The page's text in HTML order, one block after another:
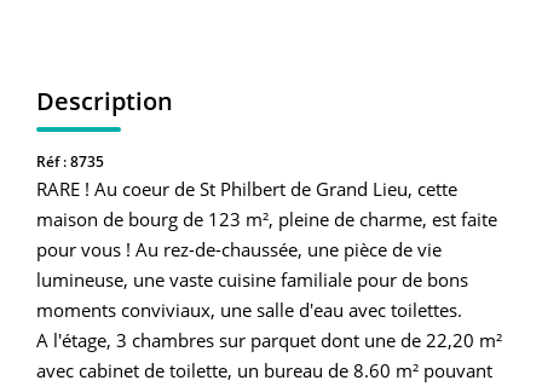
Description
Réf : 8735
RARE ! Au coeur de St Philbert de Grand Lieu, cette
maison de bourg de 123 m², pleine de charme, est faite
pour vous ! Au rez-de-chaussée, une pièce de vie
lumineuse, une vaste cuisine familiale pour de bons
moments conviviaux, une salle d'eau avec toilettes.
A l'étage, 3 chambres sur parquet dont une de 22,20 m²
avec cabinet de toilette, un bureau de 8.60 m² pouvant